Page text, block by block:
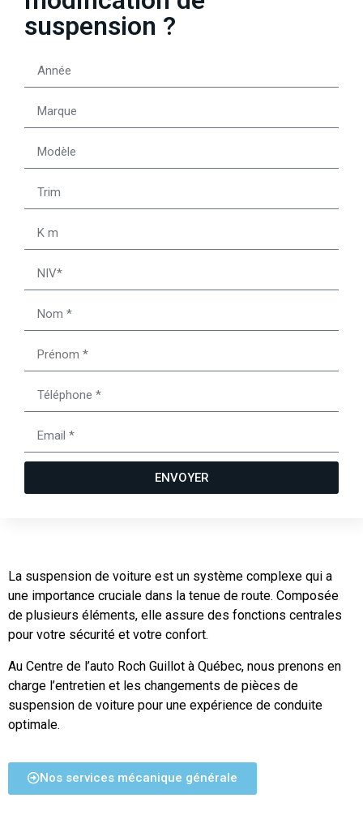
suspension ?
ENVOYER
La suspension de voiture est un système complexe qui a
une importance cruciale dans la tenue de route. Composée
de plusieurs éléments, elle assure des fonctions centrales
pour votre sécurité et votre confort.
Au Centre de l’auto Roch Guillot à Québec, nous prenons en
charge l’entretien et les changements de pièces de
suspension de voiture pour une expérience de conduite
optimale.
Nos services mécanique générale